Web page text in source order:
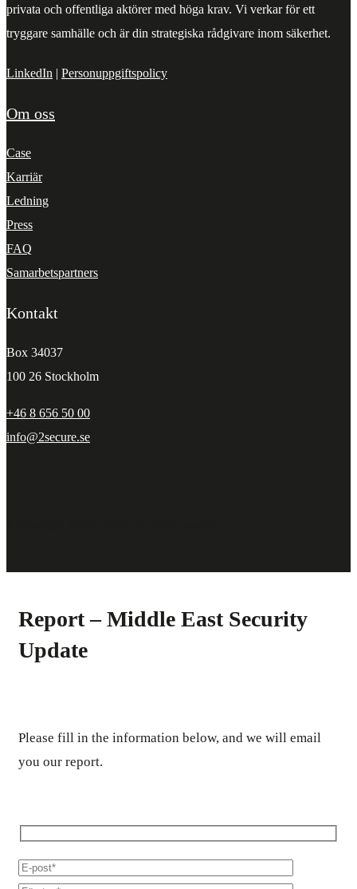
privata och offentliga aktörer med höga krav. Vi verkar för ett
tryggare samhälle och är din strategiska rådgivare inom säkerhet.
LinkedIn | Personuppgiftspolicy
Om oss
Case
Karriär
Ledning
Press
FAQ
Samarbetspartners
Kontakt
Box 34037
100 26 Stockholm
+46 8 656 50 00
info@2secure.se
Report – Middle East Security
Update
Please fill in the information below, and we will email
you our report.